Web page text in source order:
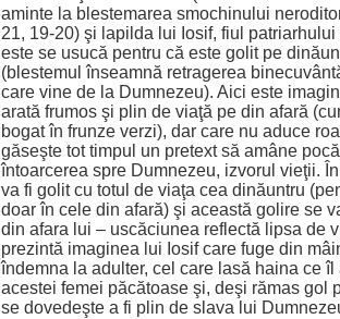
aminte la blestemarea smochinului
21, 19-20) şi lapilda lui Iosif, fiul patriarhului
este se usucă pentru că este golit pe
(blestemul înseamnă retragerea
care vine de la Dumnezeu). Aici este
arată frumos şi plin de viaţă pe din afară
bogat în frunze verzi), dar care nu aduce
găseşte tot timpul un pretext să amâne
întoarcerea spre Dumnezeu, izvorul vieţii.
va fi golit cu totul de viaţa cea dinăuntru
doar în cele din afară) şi această golire se
din afara lui – uscăciunea reflectă lipsa de
prezintă imaginea lui Iosif care fuge din
îndemna la adulter, cel care lasă haina ce
acestei femei păcătoase şi, deşi rămas gol
se dovedeşte a fi plin de slava lui